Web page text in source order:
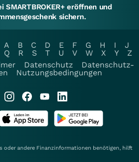
SMARTBROKER+ eröffnen und
sichern.
A B C D E F G H I
J
Q R S T U V W X Y
Z
Datenschutz
Datenschutz-
Nutzungsbedingungen
oder andere Finanzinformationen benötigen, hilft